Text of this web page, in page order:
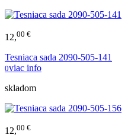
12,00 €
Tesniaca sada 2090-505-141
0viac info
skladom
12,00 €